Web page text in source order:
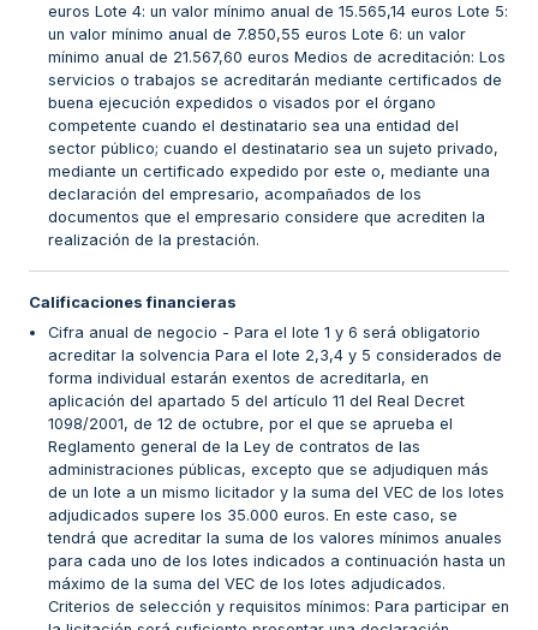
euros Lote 4: un valor mínimo anual de 15.565,14 euros Lote 5:
un valor mínimo anual de 7.850,55 euros Lote 6: un valor
mínimo anual de 21.567,60 euros Medios de acreditación: Los
servicios o trabajos se acreditarán mediante certificados de
buena ejecución expedidos o visados por el órgano
competente cuando el destinatario sea una entidad del
sector público; cuando el destinatario sea un sujeto privado,
mediante un certificado expedido por este o, mediante una
declaración del empresario, acompañados de los
documentos que el empresario considere que acrediten la
realización de la prestación.
Calificaciones financieras
Cifra anual de negocio - Para el lote 1 y 6 será obligatorio
acreditar la solvencia Para el lote 2,3,4 y 5 considerados de
forma individual estarán exentos de acreditarla, en
aplicación del apartado 5 del artículo 11 del Real Decret
1098/2001, de 12 de octubre, por el que se aprueba el
Reglamento general de la Ley de contratos de las
administraciones públicas, excepto que se adjudiquen más
de un lote a un mismo licitador y la suma del VEC de los lotes
adjudicados supere los 35.000 euros. En este caso, se
tendrá que acreditar la suma de los valores mínimos anuales
para cada uno de los lotes indicados a continuación hasta un
máximo de la suma del VEC de los lotes adjudicados.
Criterios de selección y requisitos mínimos: Para participar en